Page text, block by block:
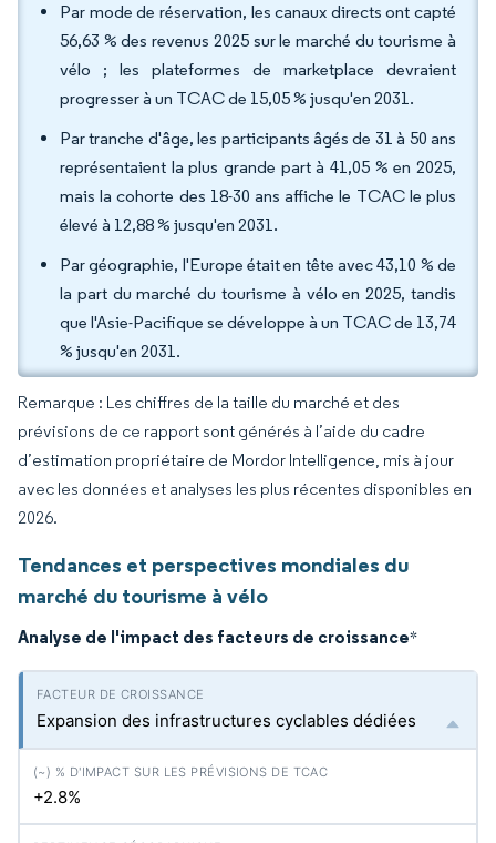
Par mode de réservation, les canaux directs ont capté
56,63 % des revenus 2025 sur le marché du tourisme à
vélo ; les plateformes de marketplace devraient
progresser à un TCAC de 15,05 % jusqu'en 2031.
Par tranche d'âge, les participants âgés de 31 à 50 ans
représentaient la plus grande part à 41,05 % en 2025,
mais la cohorte des 18-30 ans affiche le TCAC le plus
élevé à 12,88 % jusqu'en 2031.
Par géographie, l'Europe était en tête avec 43,10 % de
la part du marché du tourisme à vélo en 2025, tandis
que l'Asie-Pacifique se développe à un TCAC de 13,74
% jusqu'en 2031.
Remarque : Les chiffres de la taille du marché et des
prévisions de ce rapport sont générés à l’aide du cadre
d’estimation propriétaire de Mordor Intelligence, mis à jour
avec les données et analyses les plus récentes disponibles en
2026.
Tendances et perspectives mondiales du
marché du tourisme à vélo
Analyse de l'impact des facteurs de croissance*
Expansion des infrastructures cyclables dédiées
+2.8%